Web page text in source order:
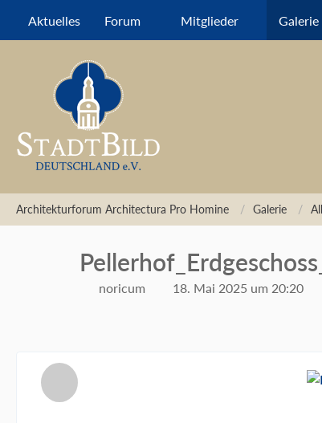
Aktuelles Forum Mitglieder Galerie
Architekturforum Architectura Pro Homine Galerie
noricum 18. Mai 2025 um 20:20